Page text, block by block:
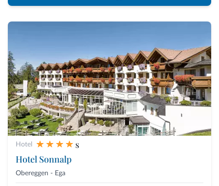
Hotel
s
Hotel Sonnalp
Obereggen - Ega